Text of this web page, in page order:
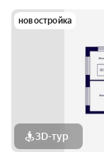
новостройка
3D-тур